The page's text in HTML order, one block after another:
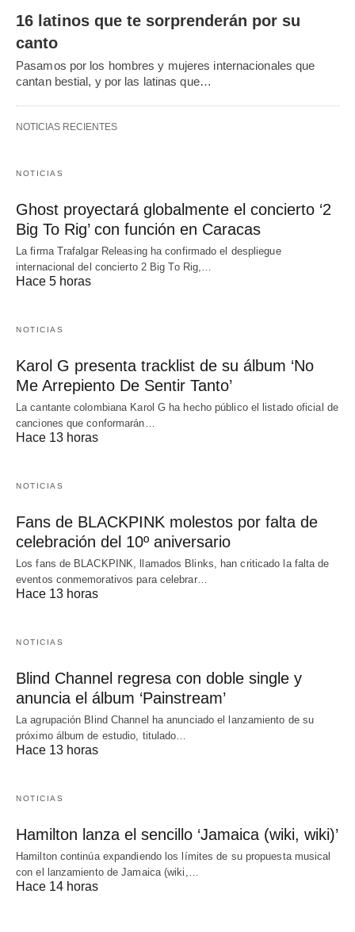
16 latinos que te sorprenderán por su
canto
Pasamos por los hombres y mujeres internacionales que
cantan bestial, y por las latinas que…
NOTICIAS RECIENTES
NOTICIAS
Ghost proyectará globalmente el concierto ‘2
Big To Rig’ con función en Caracas
La firma Trafalgar Releasing ha confirmado el despliegue
internacional del concierto 2 Big To Rig,…
Hace 5 horas
NOTICIAS
Karol G presenta tracklist de su álbum ‘No
Me Arrepiento De Sentir Tanto’
La cantante colombiana Karol G ha hecho público el listado oficial de
canciones que conformarán…
Hace 13 horas
NOTICIAS
Fans de BLACKPINK molestos por falta de
celebración del 10º aniversario
Los fans de BLACKPINK, llamados Blinks, han criticado la falta de
eventos conmemorativos para celebrar…
Hace 13 horas
NOTICIAS
Blind Channel regresa con doble single y
anuncia el álbum ‘Painstream’
La agrupación Blind Channel ha anunciado el lanzamiento de su
próximo álbum de estudio, titulado…
Hace 13 horas
NOTICIAS
Hamilton lanza el sencillo ‘Jamaica (wiki, wiki)’
Hamilton continúa expandiendo los límites de su propuesta musical
con el lanzamiento de Jamaica (wiki,…
Hace 14 horas